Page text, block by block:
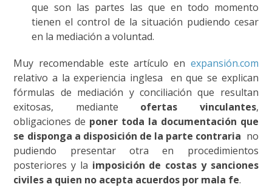
que son las partes las que en todo momento
tienen el control de la situación pudiendo cesar
en la mediación a voluntad.
Muy recomendable este artículo en expansión.com
relativo a la experiencia inglesa en que se explican
fórmulas de mediación y conciliación que resultan
exitosas, mediante ofertas vinculantes,
obligaciones de poner toda la documentación que
se disponga a disposición de la parte contraria no
pudiendo presentar otra en procedimientos
posteriores y la imposición de costas y sanciones
civiles a quien no acepta acuerdos por mala fe.